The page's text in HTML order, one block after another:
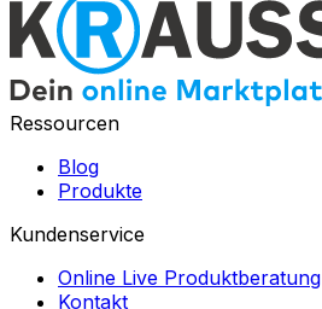
Ressourcen
Blog
Produkte
Kundenservice
Online Live Produktberatung
Kontakt